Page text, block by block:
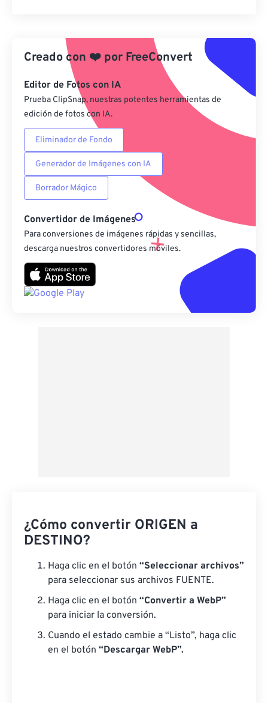
Aplicar desde el ajuste preestablecido
Guardar como preestablecido
Creado con ❤️ por FreeConvert
Editor de Fotos con IA
Prueba ClipSnap, nuestras potentes herramientas de
edición de fotos con IA.
Eliminador de Fondo
Generador de Imágenes con IA
Borrador Mágico
Convertidor de Imágenes
Para conversiones de imágenes rápidas y sencillas,
descarga nuestros convertidores móviles.
¿Cómo convertir ORIGEN a
DESTINO?
Haga clic en el botón “Seleccionar archivos”
para seleccionar sus archivos FUENTE.
Haga clic en el botón “Convertir a WebP”
para iniciar la conversión.
Cuando el estado cambie a “Listo”, haga clic
en el botón “Descargar WebP”.